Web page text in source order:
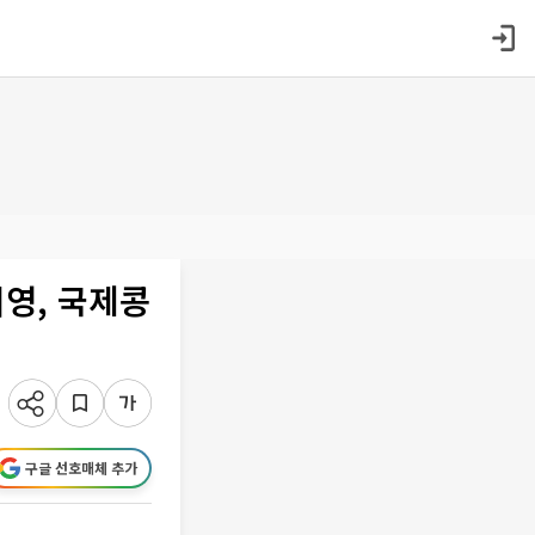
, 국제콩
구글 선호매체 추가